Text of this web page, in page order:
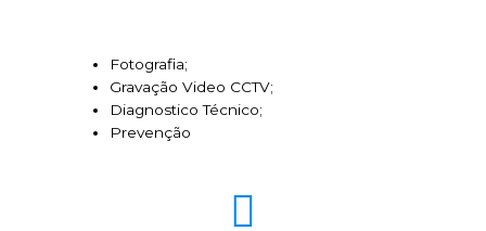
Fotografia;
Gravação Video CCTV;
Diagnostico Técnico;
Prevenção